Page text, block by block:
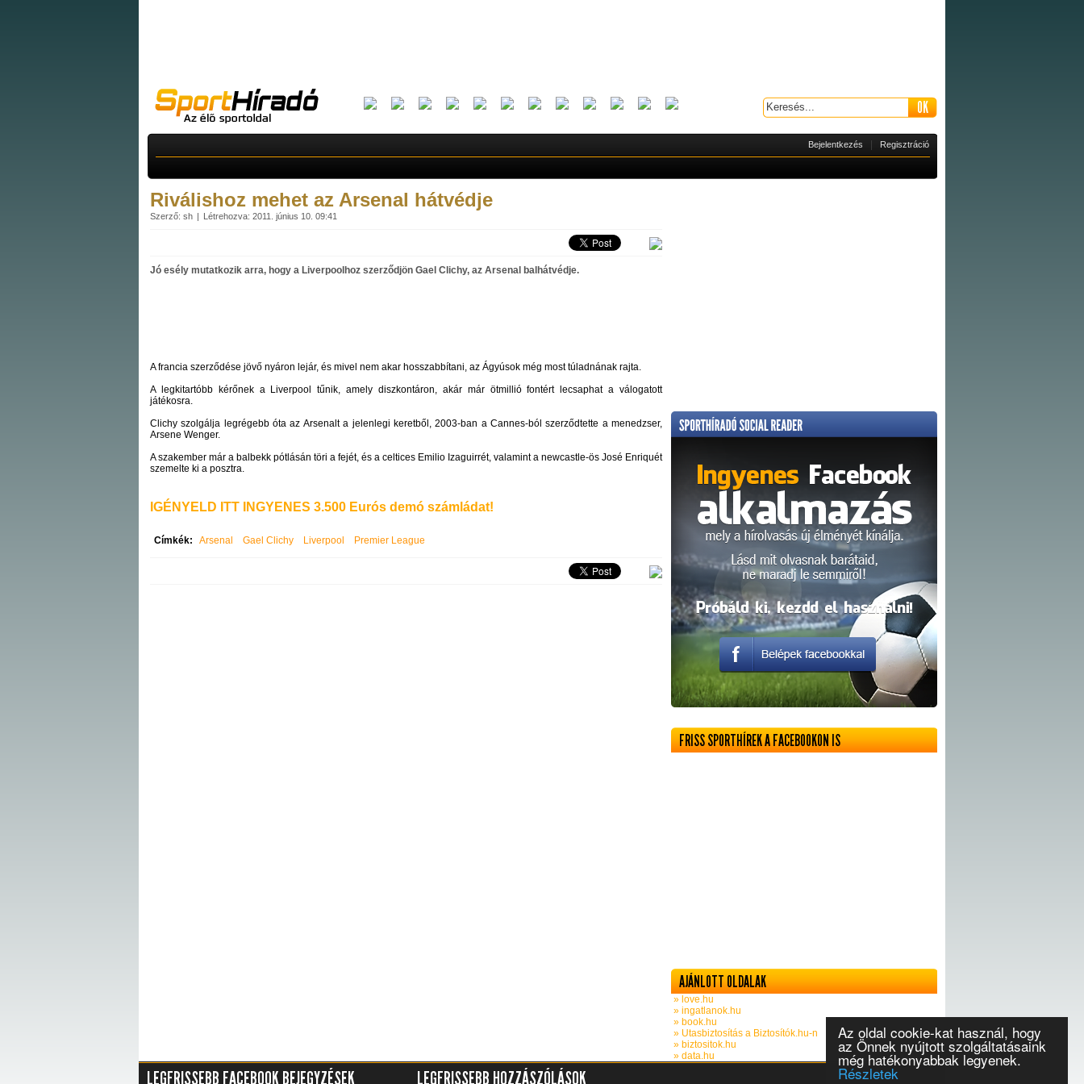
Az oldal cookie-kat használ, hogy
az Önnek nyújtott szolgáltatásaink
még hatékonyabbak legyenek.
Részletek
Bejelentkezés Regisztráció
Riválishoz mehet az Arsenal hátvédje
Szerző: sh Létrehozva: 2011. június 10. 09:41
Jó esély mutatkozik arra, hogy a Liverpoolhoz szerződjön Gael Clichy, az Arsenal balhátvédje.
A francia szerződése jövő nyáron lejár, és mivel nem akar hosszabbítani, az Ágyúsok még most túladnának rajta.
A legkitartóbb kérőnek a Liverpool tűnik, amely diszkontáron, akár már ötmillió fontért lecsaphat a válogatott
játékosra.
Clichy szolgálja legrégebb óta az Arsenalt a jelenlegi keretből, 2003-ban a Cannes-ból szerződtette a menedzser,
Arsene Wenger.
A szakember már a balbekk pótlásán töri a fejét, és a celtices Emilio Izaguirrét, valamint a newcastle-ös José Enriquét
szemelte ki a posztra.
IGÉNYELD ITT INGYENES 3.500 Eurós demó számládat!
Címkék: Arsenal Gael Clichy Liverpool Premier League
FRISS SPORTHÍREK A FACEBOOKON IS
AJÁNLOTT OLDALAK
» love.hu
» ingatlanok.hu
» book.hu
» Utasbiztosítás a Biztosítók.hu-n
» biztositok.hu
» data.hu
LEGFRISSEBB FACEBOOK BEJEGYZÉSEK LEGFRISSEBB HOZZÁSZÓLÁSOK